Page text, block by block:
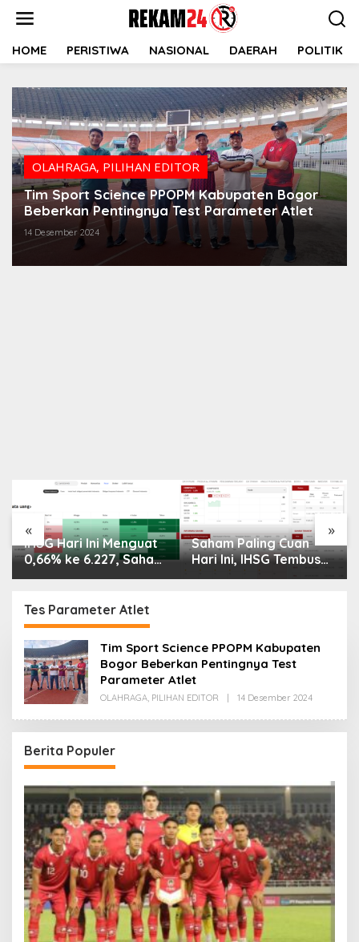
HOME PERISTIWA NASIONAL DAERAH POLITIK
OLAHRAGA, PILIHAN EDITOR
Tim Sport Science PPOPM Kabupaten Bogor
Beberkan Pentingnya Test Parameter Atlet
14 Desember 2024
« »
IHSG Hari Ini Menguat
0,66% ke 6.227, Saham
Daftar Saham Paling
Cuan & Volume
Tertinggi 31 Juli 2026
Saham Paling Cuan
Hari Ini, IHSG Tembus
6.225, Naik 0,63%!
Tes Parameter Atlet
Tim Sport Science PPOPM Kabupaten
Bogor Beberkan Pentingnya Test
Parameter Atlet
OLAHRAGA, PILIHAN EDITOR 14 Desember 2024Oleh
Berita Populer